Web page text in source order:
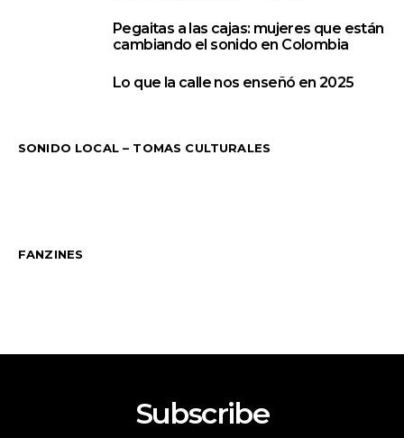
Pegaitas a las cajas: mujeres que están
cambiando el sonido en Colombia
Lo que la calle nos enseñó en 2025
SONIDO LOCAL – TOMAS CULTURALES
FANZINES
Subscribe